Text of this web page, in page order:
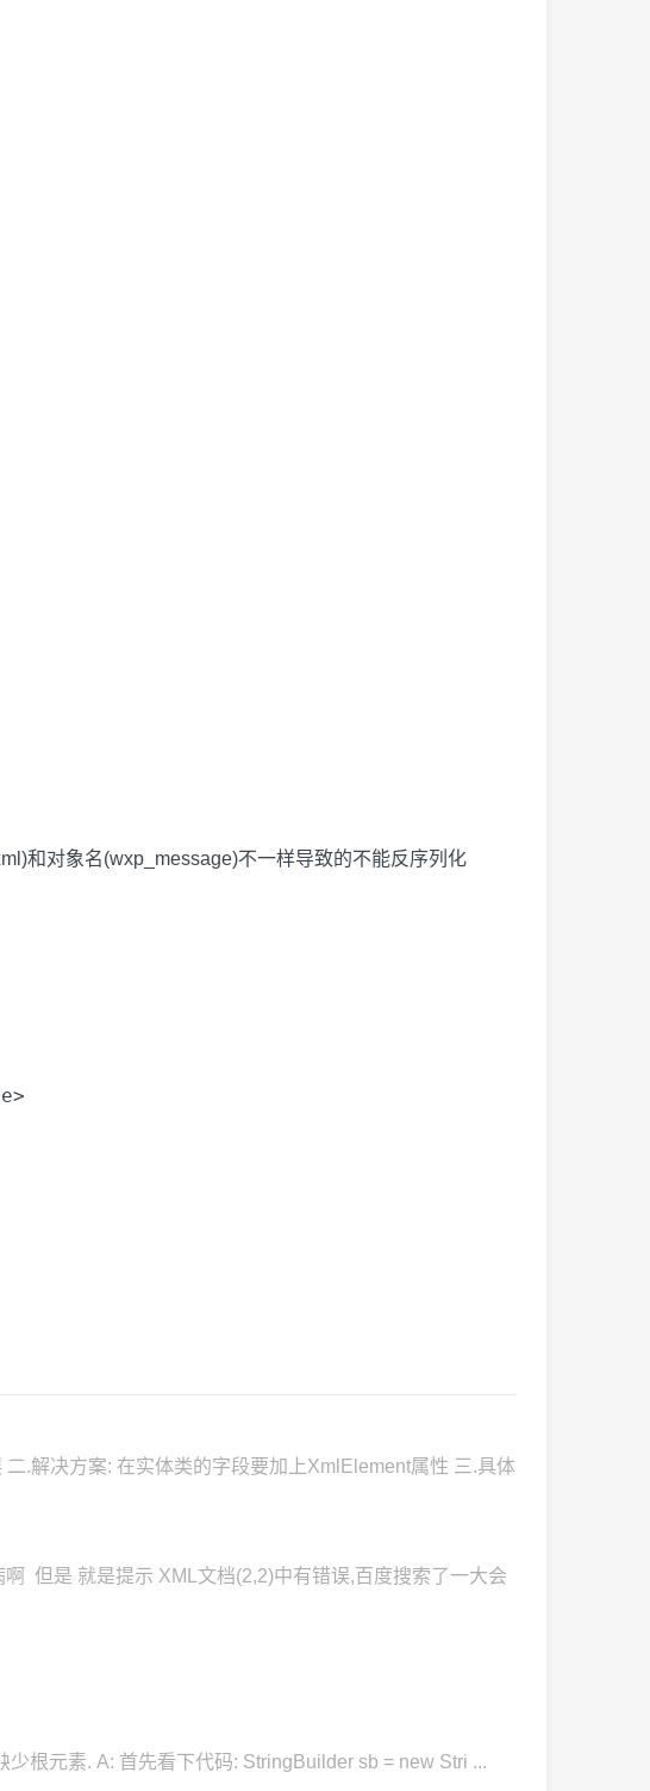
和对象名(wxp_message)不一样导致的不能反序列化
>
.解决方案: 在实体类的字段要加上XmlElement属性 三.具体
但是 就是提示 XML文档(2,2)中有错误,百度搜索了一大会
根元素. A: 首先看下代码: StringBuilder sb = new Stri ...